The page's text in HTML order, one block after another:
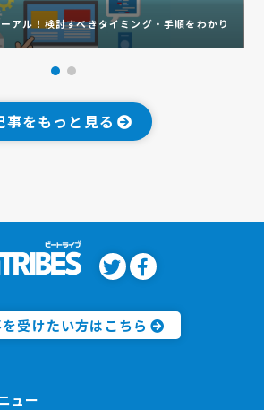
アル！検討すべきタイミング・手順をわかり
事をもっと見る
受けたい方はこちら
ュー